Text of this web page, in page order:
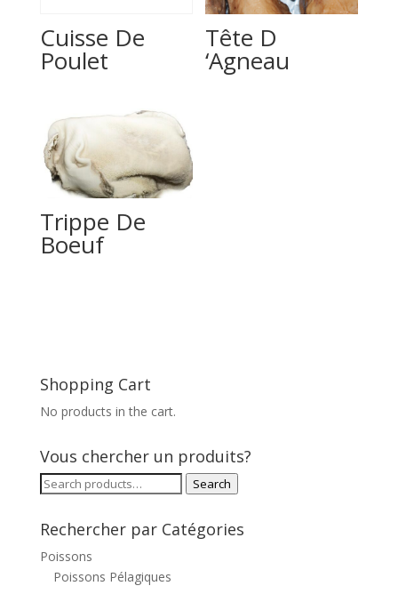
Cuisse De
Poulet
Tête D
‘Agneau
Trippe De
Boeuf
Shopping Cart
No products in the cart.
Vous chercher un produits?
Search
Search
Rechercher par Catégories
Poissons
Poissons Pélagiques